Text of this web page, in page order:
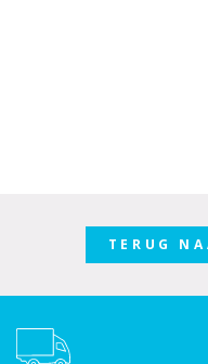
TERUG